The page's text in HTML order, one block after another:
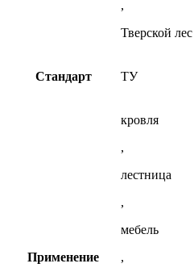
,
Тверской лес
Стандарт ТУ
Применение
кровля
,
лестница
,
мебель
,